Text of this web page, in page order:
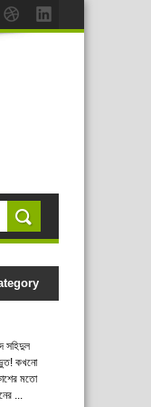
সহিদুল
কখনো
মতো
...